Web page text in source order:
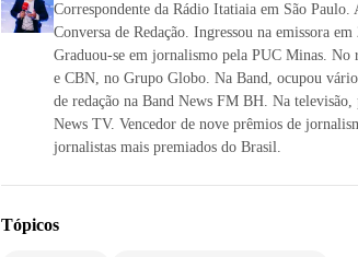
Correspondente da Rádio Itatiaia em São
Conversa de Redação. Ingressou na emissora
Graduou-se em jornalismo pela PUC Minas. No
e CBN, no Grupo Globo. Na Band, ocupou
de redação na Band News FM BH. Na
News TV. Vencedor de nove prêmios de
jornalistas mais premiados do Brasil.
Tópicos